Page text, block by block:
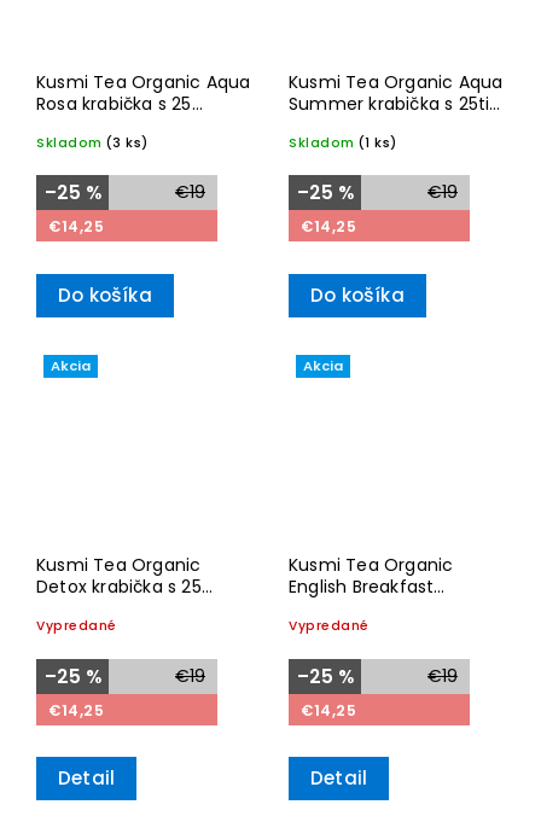
Kusmi Tea Organic Aqua
Rosa krabička s 25
Skladom (3 ks)
€19
–25 %
€14,25
Do košíka
Kusmi Tea Organic Aqua
Summer krabička s 25ti
Skladom (1 ks)
€19
–25 %
€14,25
Do košíka
Akcia
Kusmi Tea Organic
Detox krabička s 25
Vypredané
€19
–25 %
€14,25
Detail
Akcia
Kusmi Tea Organic
English Breakfast
50g
Vypredané
€19
–25 %
€14,25
Detail